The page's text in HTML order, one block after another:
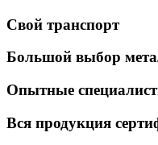
Свой транспорт
Большой выбор
Опытные
Вся продукция